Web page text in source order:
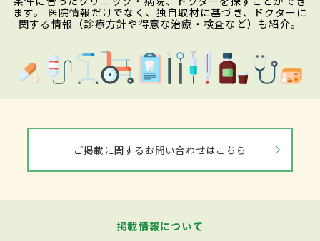
ます。 医院情報だけでなく、独自取材に基づき、ドクターに
関する情報（診療方針や得意な治療・検査など）も紹介。
ご掲載に関するお問い合わせはこちら
掲載情報について